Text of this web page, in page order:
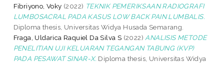
Fibriyono, Voky (2022) TEKNIK PEMERIKSAAN RADIOGRAFI
LUMBOSACRAL PADA KASUS LOW BACK PAIN LUMBALIS.
Diploma thesis, Universitas Widya Husada Semarang.
Fraga, Uldarica Raquiel Da Silva S (2022) ANALISIS METODE
PENELITIAN UJI KELUARAN TEGANGAN TABUNG (KVP)
PADA PESAWAT SINAR-X. Diploma thesis, Universitas Widya